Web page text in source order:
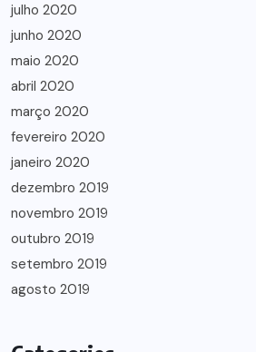
julho 2020
junho 2020
maio 2020
abril 2020
março 2020
fevereiro 2020
janeiro 2020
dezembro 2019
novembro 2019
outubro 2019
setembro 2019
agosto 2019